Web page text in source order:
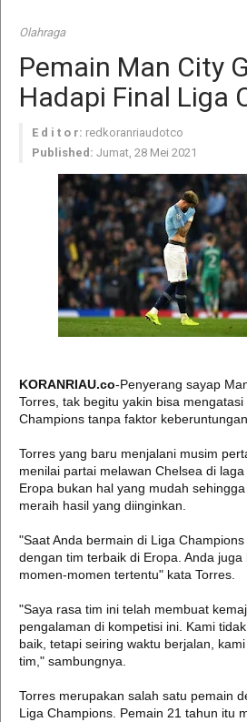
Olahraga
Pemain Man City
Hadapi Final Liga
E d i t o r: redkoranriaudotco
Published: Jumat, 28 Mei 2021
KORANRIAU.co-Penyerang sayap
Torres, tak begitu yakin bisa
Champions tanpa faktor keberuntungan.
Torres yang baru menjalani musim
menilai partai melawan Chelsea di
Eropa bukan hal yang mudah
meraih hasil yang diinginkan.
"Saat Anda bermain di Liga
dengan tim terbaik di Eropa. Anda
momen-momen tertentu" kata Torres.
"Saya rasa tim ini telah membuat
pengalaman di kompetisi ini. Kami
baik, tetapi seiring waktu berjalan,
tim," sambungnya.
Torres merupakan salah satu pemain
Liga Champions. Pemain 21 tahun itu